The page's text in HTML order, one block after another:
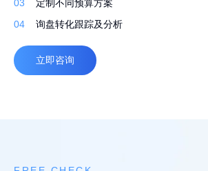
03
定制化设计，打造独特品牌
04
自适应，多语言
立即咨询
03
定制不同预算方案
04
询盘转化跟踪及分析
立即咨询
03
撰写原创文案 定期更新
04
高质量外链
立即咨询